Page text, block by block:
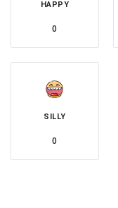
HAPPY
0
SILLY
0